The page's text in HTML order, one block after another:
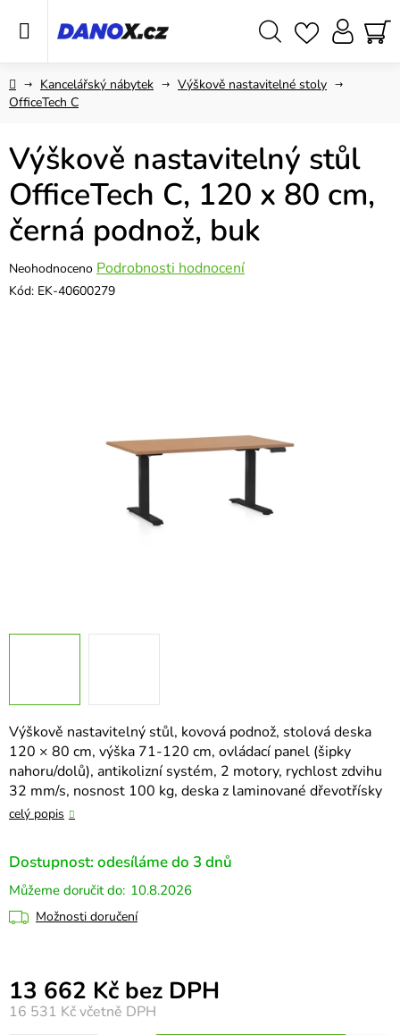
DomůKancelářský nábytek
Výškově nastavitelné stoly
OfficeTech C
Výškově nastavitelný stůl, kovová podnož, stolová deska
120 × 80 cm, výška 71-120 cm, ovládací panel (šipky
nahoru/dolů), antikolizní systém, 2 motory, rychlost zdvihu
32 mm/s, nosnost 100 kg, deska z laminované dřevotřísky
celý popis
Dostupnost: odesíláme do 3 dnů
10.8.2026
Možnosti doručení
16 531 Kčvčetně DPH
13 662 Kč bez DPH
Měrná cena:
Výškově nastavitelný stůl
OfficeTech C, 120 x 80 cm,
černá podnož, buk
Průměrné
hodnocení
Neohodnoceno Podrobnosti hodnocení
Kód: EK-40600279